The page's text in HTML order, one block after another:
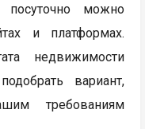
можно
и платформах.
недвижимости
вариант,
требованиям